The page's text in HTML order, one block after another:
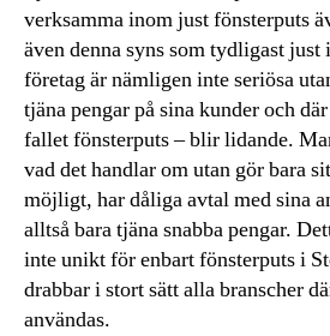
verksamma inom just fönsterputs
även denna syns som tydligast
företag är nämligen inte seriösa
tjäna pengar på sina kunder och
fallet fönsterputs – blir lidande.
vad det handlar om utan gör bara
möjligt, har dåliga avtal med sina
alltså bara tjäna snabba pengar.
inte unikt för enbart fönsterputs i
drabbar i stort sätt alla branscher
användas.